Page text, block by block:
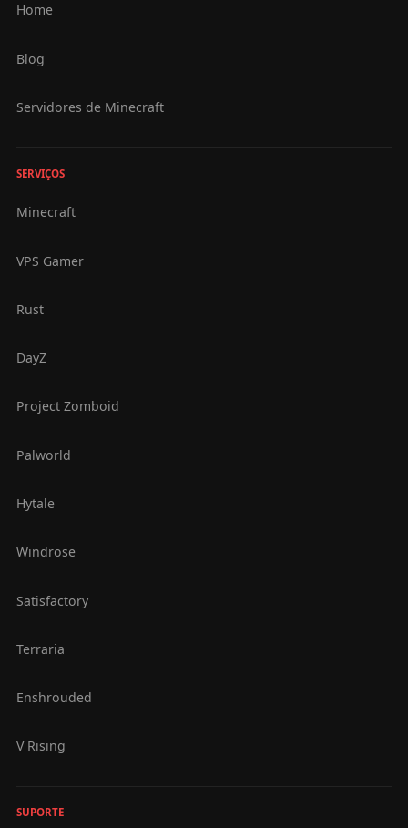
Home
Blog
Servidores de Minecraft
SERVIÇOS
Minecraft
VPS Gamer
Rust
DayZ
Project Zomboid
Palworld
Hytale
Windrose
Satisfactory
Terraria
Enshrouded
V Rising
SUPORTE